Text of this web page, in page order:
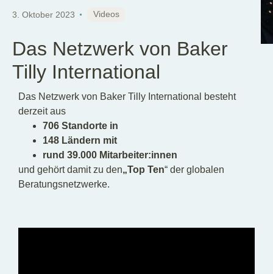
3. Oktober 2023 Videos
Das Netzwerk von Baker
Tilly International
Das Netzwerk von Baker Tilly International besteht
derzeit aus
706 Standorte in
148 Ländern mit
rund 39.000 Mitarbeiter:innen
und gehört damit zu den„Top Ten“ der globalen
Beratungsnetzwerke.